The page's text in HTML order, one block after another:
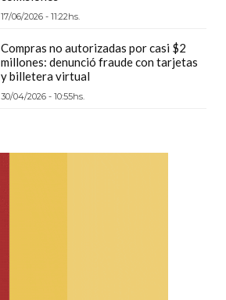
17/06/2026 - 11:22hs.
Compras no autorizadas por casi $2
millones: denunció fraude con tarjetas
y billetera virtual
30/04/2026 - 10:55hs.